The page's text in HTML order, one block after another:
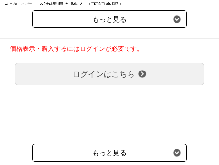
だきます。※沖縄県を除く（下記参照）
※2017年11月14日（火）より沖縄県へのお届けにつきましては、1
回のご注文金額（税込）が、30,000円以上で配送無料となります。
ご了承のほどよろしくお願い致します。
弊社都合でお届けが２回以上に分かれる場合の送料負担は、１回分
のみで新たな送料は発生しません。
大型商品送料が必要な商品をご注文の場合は、大型商品送料のみご
負担頂きます。
受けます。
もっと見る
価格表示・購入するにはログインが必要です。
ログインはこちら
もっと見る